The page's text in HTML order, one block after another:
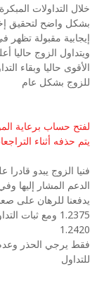
خلال التداولات
إيجابية مقبولة تظهر
الأقوى حاليا وبقاء
للزوج بشكل عام
لفتح حساب برعاية
يتم حذفه أثناء
فنيا الزوج يبدو
يدفعنا للرهان على
1.2375 ومع
1.2420
فقط يرجي الحذر وعدم
للتداول